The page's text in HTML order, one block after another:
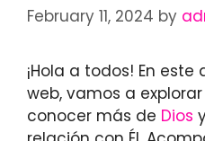
February 11, 2024 by
¡Hola a todos! En
web, vamos a
conocer más de Dios